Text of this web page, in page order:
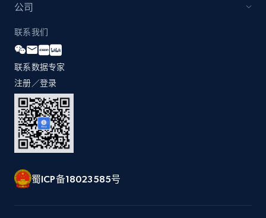
公司
联系我们
联系数据专家
注册／登录
蜀ICP备18023585号